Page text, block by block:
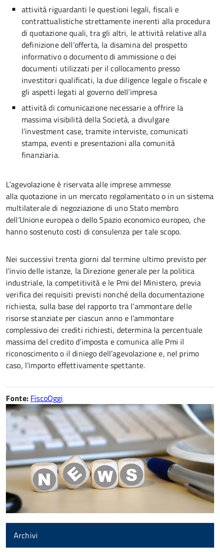
attività riguardanti le questioni legali, fiscali e
contrattualistiche strettamente inerenti alla procedura
di quotazione quali, tra gli altri, le attività relative alla
definizione dell’offerta, la disamina del prospetto
informativo o documento di ammissione o dei
documenti utilizzati per il collocamento presso
investitori qualificati, la due diligence legale o fiscale e
gli aspetti legati al governo dell’impresa
attività di comunicazione necessarie a offrire la
massima visibilità della Società, a divulgare
l’investment case, tramite interviste, comunicati
stampa, eventi e presentazioni alla comunità
finanziaria.
L’agevolazione è riservata alle imprese ammesse
alla quotazione in un mercato regolamentato o in un sistema
multilaterale di negoziazione di uno Stato membro
dell’Unione europea o dello Spazio economico europeo, che
hanno sostenuto costi di consulenza per tale scopo.
Nei successivi trenta giorni dal termine ultimo previsto per
l’invio delle istanze, la Direzione generale per la politica
industriale, la competitività e le Pmi del Ministero, previa
verifica dei requisiti previsti nonché della documentazione
richiesta, sulla base del rapporto tra l’ammontare delle
risorse stanziate per ciascun anno e l’ammontare
complessivo dei crediti richiesti, determina la percentuale
massima del credito d’imposta e comunica alle Pmi il
riconoscimento o il diniego dell’agevolazione e, nel primo
caso, l’importo effettivamente spettante.
Fonte: FiscoOggi
Archivi